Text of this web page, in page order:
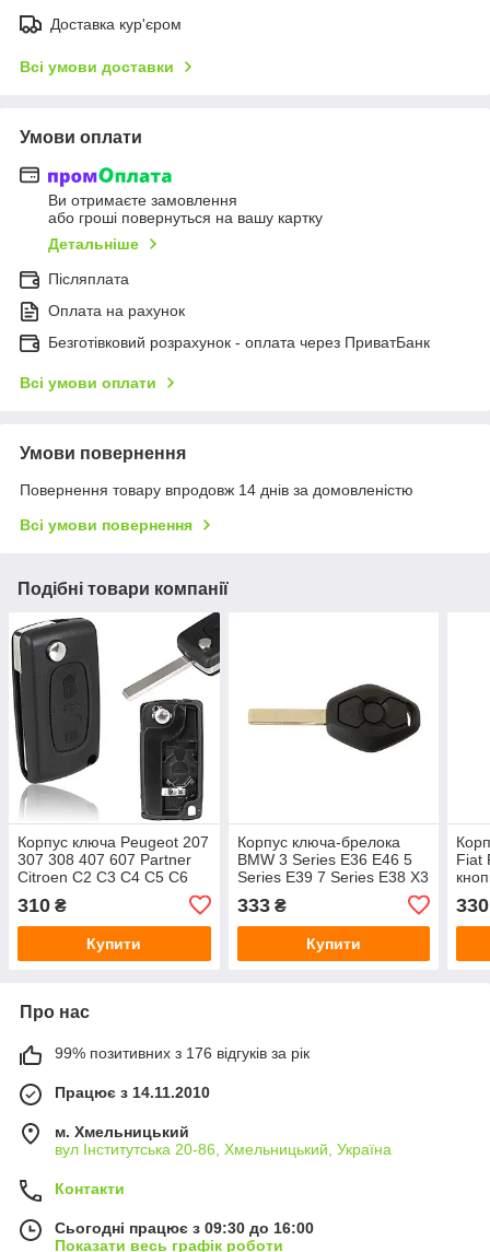
Доставка кур'єром
Всі умови доставки
Умови оплати
Ви отримаєте замовлення
або гроші повернуться на вашу картку
Детальніше
Післяплата
Оплата на рахунок
Безготівковий розрахунок - оплата через ПриватБанк
Всі умови оплати
Умови повернення
Повернення товару впродовж 14 днів за домовленістю
Всі умови повернення
Подібні товари компанії
Корпус ключа Peugeot 207
307 308 407 607 Partner
Citroen C2 C3 C4 C5 C6
C8 Berlingo Xsara Picasso
батарейка на корпусі
310 ₴
Купити
Корпус ключа-брелока
BMW 3 Series E36 E46 5
Series E39 7 Series E38 X3
пряме жало
333₴
Купити
Fiat
330
Про нас
99% позитивних з 176 відгуків за рік
Працює з 14.11.2010
м. Хмельницький
вул Інститутська 20-86, Хмельницький, Україна
Контакти
Сьогодні працює з 09:30 до 16:00
Показати весь графік роботи